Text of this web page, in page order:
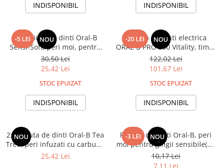
INDISPONIBIL INDISPONIBIL
-5 LEI NOU
2x Periuta de dinti Oral-B
Sensi-Soft, peri moi, pentru
gingii sensibile
30,50 Lei
25,42 Lei
STOC EPUIZAT
INDISPONIBIL
-20 LEI NOU
Periuta de dinti electrica
ORAL-B PRO 300 Vitality, timer
2 minute inclus, Curatare 2D,
1 program, 1 capat, alb
122,02 Lei
101,67 Lei
STOC EPUIZAT
INDISPONIBIL
NOU
2x Periuta de dinti Oral-B Tea
Tree, peri infuzati cu carbune
activ
25,42 Lei
-3 LEI NOU
Periuta de dinti Oral-B, peri
moi pentru gingii sensibile(ES
- extra soft), diferite culori
10,17 Lei
7,11 Lei